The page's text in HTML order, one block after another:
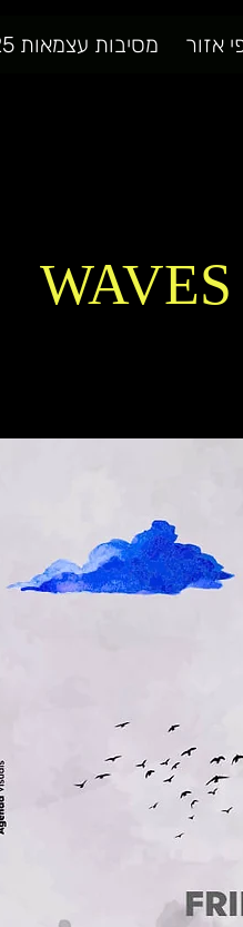
אזור מסיבות עצמאות 2025